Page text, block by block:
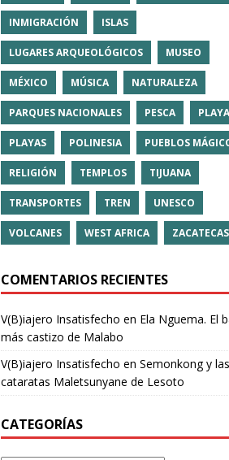
INMIGRACIÓN ISLAS
LUGARES ARQUEOLÓGICOS MUSEO
MÉXICO MÚSICA NATURALEZA
PARQUES NACIONALES PESCA PLAYA
PLAYAS POLINESIA PUEBLOS
RELIGIÓN TEMPLOS TIJUANA
TRANSPORTES TREN UNESCO
VOLCANES WEST AFRICA ZACATECAS
COMENTARIOS RECIENTES
V(B)iajero Insatisfecho en Ela Nguema. El
más castizo de Malabo
V(B)iajero Insatisfecho en Semonkong y las
cataratas Maletsunyane de Lesoto
CATEGORÍAS